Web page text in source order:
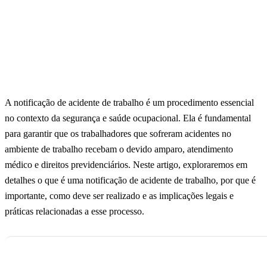
A notificação de acidente de trabalho é um procedimento essencial
no contexto da segurança e saúde ocupacional. Ela é fundamental
para garantir que os trabalhadores que sofreram acidentes no
ambiente de trabalho recebam o devido amparo, atendimento
médico e direitos previdenciários. Neste artigo, exploraremos em
detalhes o que é uma notificação de acidente de trabalho, por que é
importante, como deve ser realizado e as implicações legais e
práticas relacionadas a esse processo.